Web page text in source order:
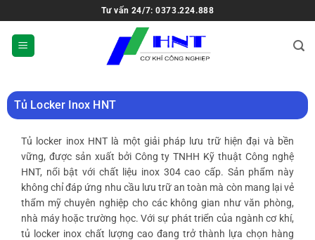
Tư vấn 24/7: 0373.224.888
Tủ Locker Inox HNT
Tủ locker inox HNT là một giải pháp lưu trữ hiện đại và bền
vững, được sản xuất bởi Công ty TNHH Kỹ thuật Công nghệ
HNT, nổi bật với chất liệu inox 304 cao cấp. Sản phẩm này
không chỉ đáp ứng nhu cầu lưu trữ an toàn mà còn mang lại vẻ
thẩm mỹ chuyên nghiệp cho các không gian như văn phòng,
nhà máy hoặc trường học. Với sự phát triển của ngành cơ khí,
tủ locker inox chất lượng cao đang trở thành lựa chọn hàng